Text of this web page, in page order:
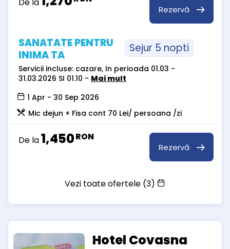
Rezervă
SANATATE PENTRU
INIMA TA
Sejur 5 nopti
Servicii incluse: cazare, In perioada 01.03 -
31.03.2026 SI 01.10 - Mai mult
1 Apr - 30 Sep 2026
Mic dejun + Fisa cont 70 Lei/ persoana /zi
De la1,450RON
Rezervă
Vezi toate ofertele (3)
Hotel Covasna